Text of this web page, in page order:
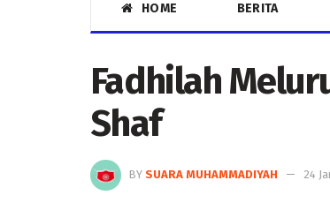
HOME BERITA
Fadhilah
Shaf
BY SUARA MUHAMMADIYAH 24